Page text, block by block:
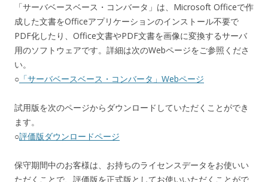
「サーバベースベース・コンバータ」は、Microsoft Officeで作
成した文書をOfficeアプリケーションのインストール不要で
PDF化したり、Office文書やPDF文書を画像に変換するサーバ
用のソフトウェアです。詳細は次のWebページをご参照くださ
い。
○ 「サーバベースベース・コンバータ」Webページ
試用版を次のページからダウンロードしていただくことができ
ます。
○評価版ダウンロードページ
保守期間中のお客様は、お持ちのライセンスデータをお使いい
ただくことで、評価版を正式版としてお使いいただくことがで